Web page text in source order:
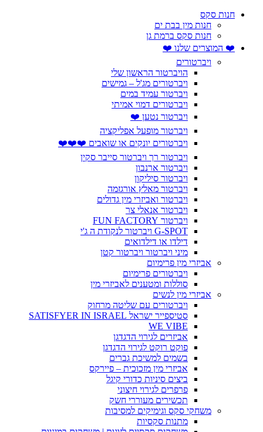
חנות סקס
חנות מין בבת ים
חנות סקס ברמת גן
❤️ המוצרים שלנו ❤️
ויברטורים
הויברטור הראשון שלי
ויברטורים מג'ל – גמישים
ויברטור עמיד במים
ויברטורים דמוי אמיתי
ויברטור נטען ❤️
ויברטור מופעל אפליקציה
ויברטורים יונקים או שואבים ❤️❤️❤️
ויברטור רך ויברטור סייבר סקין
ויברטור ארנבון
ויברטור סיליקון
ויברטור מאלץ אורגזמה
ויברטור ואביזרי מין גדולים
ויברטור אנאלי צר
ויברטור FUN FACTORY
G-SPOT ויברטור לנקודת ה ג'י
דילדו או דילדואים
מיני ויברטור ויברטור קטן
אביזרי מין פרימיום
ויברטורים פרימיום
סוללות ומטענים לאביזרי מין
אביזרי מין לנשים
ויברטורים עם שליטה מרחוק
סטיספייר ישראל SATISFYER IN ISRAEL
WE VIBE
אביזרים לגירוי הדגדגן
פוקט רוקט לגירוי הדגדגן
בשמים למשיכת גברים
אביזרי מין מזכוכית – פיירקס
ביצים סיניות כדורי קיגל
פרפרים לגירוי חיצוני
תכשירים מעוררי חשק
משחקי סקס וגימיקים למסיבות
מתנות סקסיות